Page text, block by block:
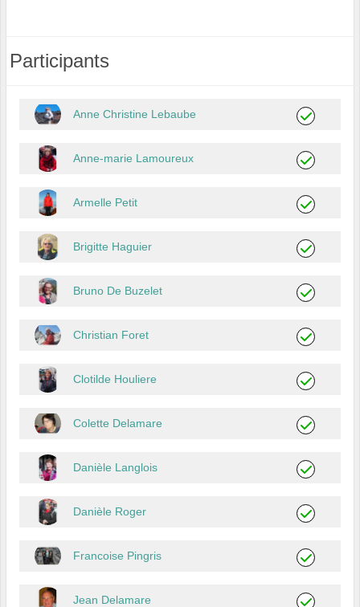
Participants
Anne Christine Lebaube
Anne-marie Lamoureux
Armelle Petit
Brigitte Haguier
Bruno De Buzelet
Christian Foret
Clotilde Houliere
Colette Delamare
Danièle Langlois
Danièle Roger
Francoise Pingris
Jean Delamare